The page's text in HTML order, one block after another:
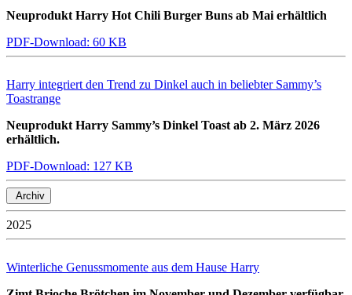
Neuprodukt Harry Hot Chili Burger Buns ab Mai erhältlich
PDF-Download: 60 KB
Harry integriert den Trend zu Dinkel auch in beliebter Sammy’s
Toastrange
Neuprodukt Harry Sammy’s Dinkel Toast ab 2. März 2026
erhältlich.
PDF-Download: 127 KB
Archiv
2025
Winterliche Genussmomente aus dem Hause Harry